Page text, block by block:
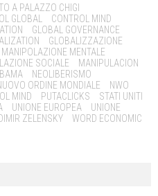
A PALAZZO CHIGI
GLOBAL
CONTROL MIND
GLOBAL GOVERNANCE
GLOBALIZZAZIONE
MANIPOLAZIONE MENTALE
SOCIALE
MANIPULACION
NEOLIBERISMO
ORDINE MONDIALE
NWO
MIND PUTACLICKS
STATI UNITI
UNIONE EUROPEA
UNIONE
ZELENSKY
WORD ECONOMIC